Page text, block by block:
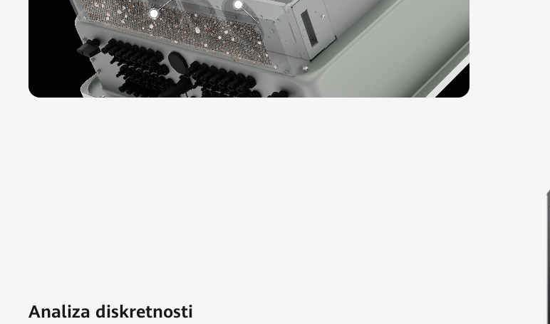
Analiza diskretnosti